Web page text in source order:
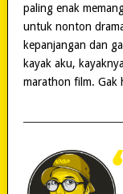
paling enak
untuk nonton
kepanjangan dan
kayak aku,
marathon film.